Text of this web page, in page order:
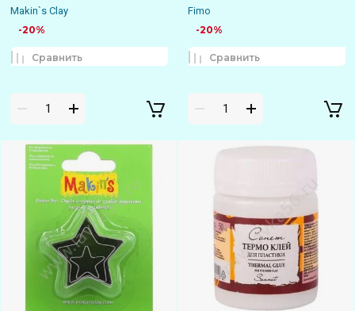
Makin`s Clay
-20%
Сравнить
Fimo
-20%
Сравнить